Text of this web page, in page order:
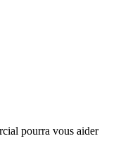
pourra vous aider